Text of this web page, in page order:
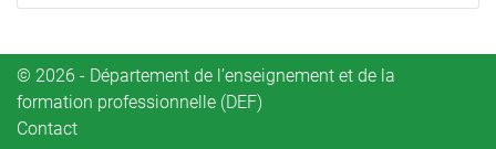
© 2026 - Département de l’enseignement et de la
formation professionnelle (DEF)
Contact